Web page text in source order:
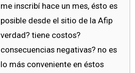
me inscribí hace un mes, ésto es
posible desde el sitio de la Afip
verdad? tiene costos?
consecuencias negativas? no es
lo más conveniente en éstos